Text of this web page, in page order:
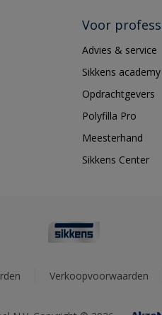
Voor
Advies & service
Sikkens academy
Opdrachtgevers
Polyfilla Pro
Meesterhand
Sikkens Center
Verkoopvoorwaarden